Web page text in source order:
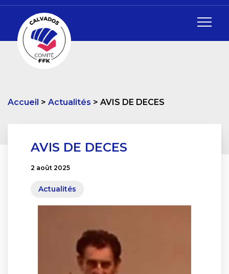
Accueil Actualités AVIS DE DECES
AVIS DE DECES
2 août 2025
Actualités